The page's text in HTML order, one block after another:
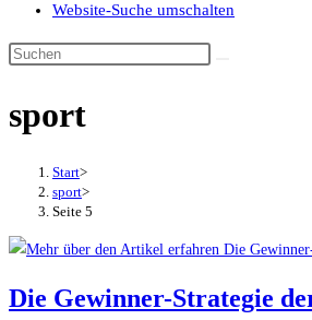
Website-Suche umschalten
sport
Start>
sport>
Seite 5
Die Gewinner-Strategie